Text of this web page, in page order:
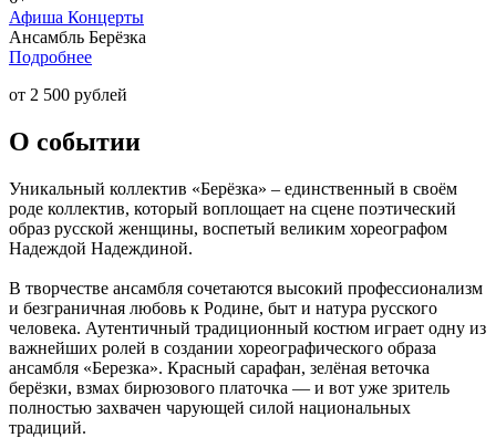
Афиша Концерты
Ансамбль Берёзка
Подробнее
от 2 500 рублей
О событии
Уникальный коллектив «Берёзка» – единственный в своём
роде коллектив, который воплощает на сцене поэтический
образ русской женщины, воспетый великим хореографом
Надеждой Надеждиной.
В творчестве ансамбля сочетаются высокий профессионализм
и безграничная любовь к Родине, быт и натура русского
человека. Аутентичный традиционный костюм играет одну из
важнейших ролей в создании хореографического образа
ансамбля «Березка». Красный сарафан, зелёная веточка
берёзки, взмах бирюзового платочка — и вот уже зритель
полностью захвачен чарующей силой национальных
традиций.